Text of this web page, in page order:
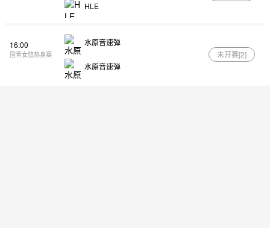
HLE
16:00
国青女篮热身赛
水原音速弹
水原音速弹
未开赛[2]